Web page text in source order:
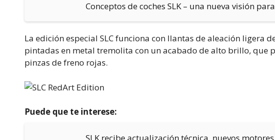
Conceptos de coches SLK – una nueva visión
La edición especial SLC funciona con llantas de aleación ligera
pintadas en metal tremolita con un acabado de alto brillo, que
pinzas de freno rojas.
Puede que te interese: